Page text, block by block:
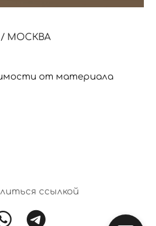
МОСКВА
от материала
ссылкой